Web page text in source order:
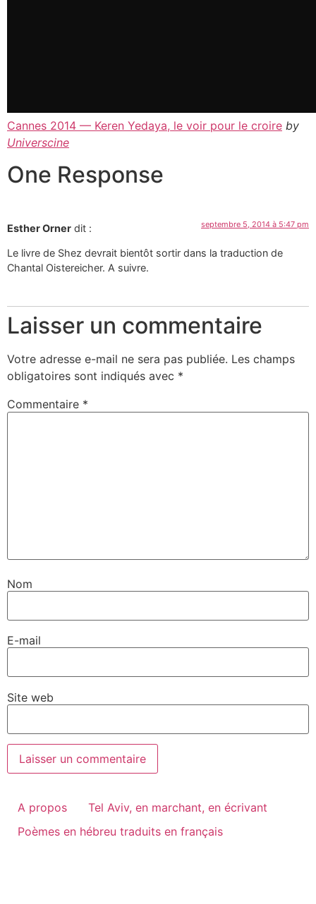
Cannes 2014 — Keren Yedaya, le voir pour le croire by
Universcine
One Response
Esther Orner dit : septembre 5, 2014 à 5:47 pm
Le livre de Shez devrait bientôt sortir dans la traduction de
Chantal Oistereicher. A suivre.
Laisser un commentaire
Votre adresse e-mail ne sera pas publiée. Les champs
obligatoires sont indiqués avec *
Commentaire *
Nom
E-mail
Site web
A propos
Tel Aviv, en marchant, en écrivant
Poèmes en hébreu traduits en français